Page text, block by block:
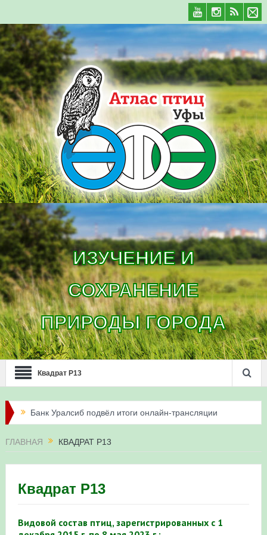
ИЗУЧЕНИЕ И
СОХРАНЕНИЕ
ПРИРОДЫ ГОРОДА
Квадрат Р13
Банк Уралсиб подвёл итоги онлайн-трансляции
кольца
ГЛАВНАЯ КВАДРАТ Р13
Квадрат Р13
Видовой состав птиц, зарегистрированных с 1